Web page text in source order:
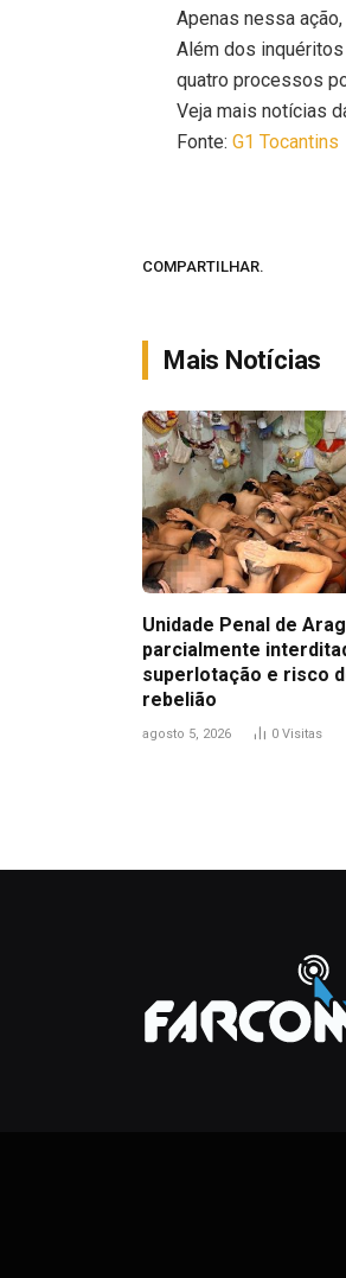
Apenas nessa
Além dos
quatro processos
Veja mais notícias
Fonte:G1 Tocantins
COMPARTILHAR.
Mais Notícias
Unidade Penal de
parcialmente
superlotação e risco
rebelião
agosto 5, 2026 0 Visitas